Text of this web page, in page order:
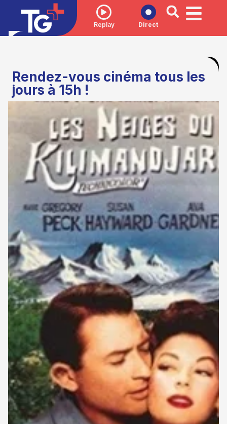
Replay Direct
Rendez-vous cinéma tous les
jours à 15h !